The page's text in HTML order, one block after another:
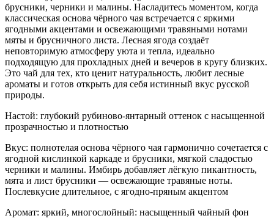
брусники, черники и малины. Насладитесь моментом, когда
классическая основа чёрного чая встречается с яркими
ягодными акцентами и освежающими травяными нотами
мяты и брусничного листа. Лесная ягода создаёт
неповторимую атмосферу уюта и тепла, идеально
подходящую для прохладных дней и вечеров в кругу близких.
Это чай для тех, кто ценит натуральность, любит лесные
ароматы и готов открыть для себя истинный вкус русской
природы.
Настой: глубокий рубиново-янтарный оттенок с насыщенной
прозрачностью и плотностью
Вкус: полнотелая основа чёрного чая гармонично сочетается с
ягодной кислинкой каркаде и брусники, мягкой сладостью
черники и малины. Имбирь добавляет лёгкую пикантность,
мята и лист брусники — освежающие травяные ноты.
Послевкусие длительное, с ягодно-пряным акцентом
Аромат: яркий, многослойный: насыщенный чайный фон